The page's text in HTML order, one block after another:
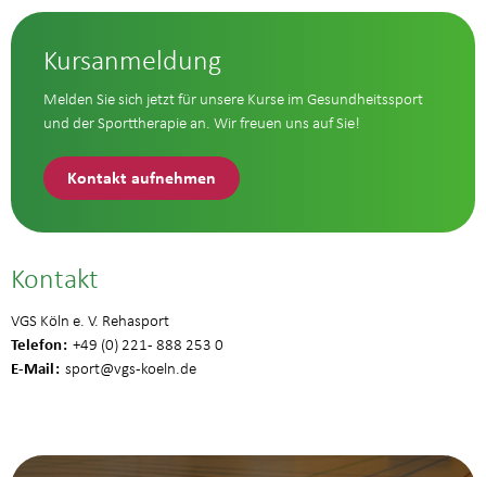
Kursanmeldung
Melden Sie sich jetzt für unsere Kurse im Gesundheitssport
und der Sporttherapie an. Wir freuen uns auf Sie!
Kontakt aufnehmen
Kontakt
VGS Köln e. V. Rehasport
Telefon +49 (0) 221 - 888 253 0
E-Mail sport@vgs-koeln.de